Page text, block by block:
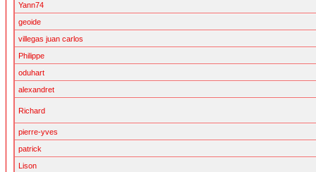
Yann74
geoide
villegas juan carlos
Philippe
oduhart
alexandret
Richard
pierre-yves
patrick
Lison